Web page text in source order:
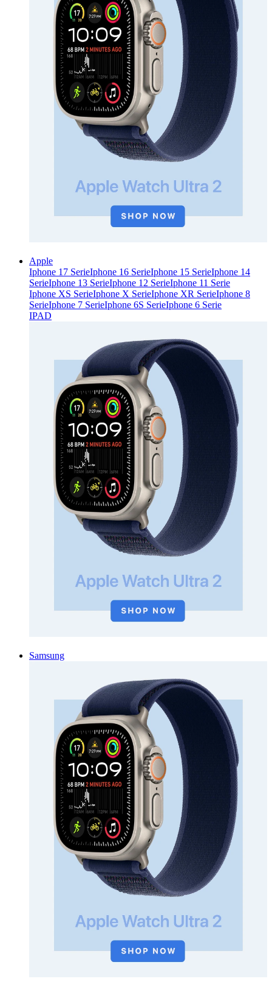
Apple
Iphone 17 SerieIphone 16 SerieIphone 15 SerieIphone 14
SerieIphone 13 SerieIphone 12 SerieIphone 11 Serie
Iphone XS SerieIphone X SerieIphone XR SerieIphone 8
SerieIphone 7 SerieIphone 6S SerieIphone 6 Serie
IPAD
Samsung